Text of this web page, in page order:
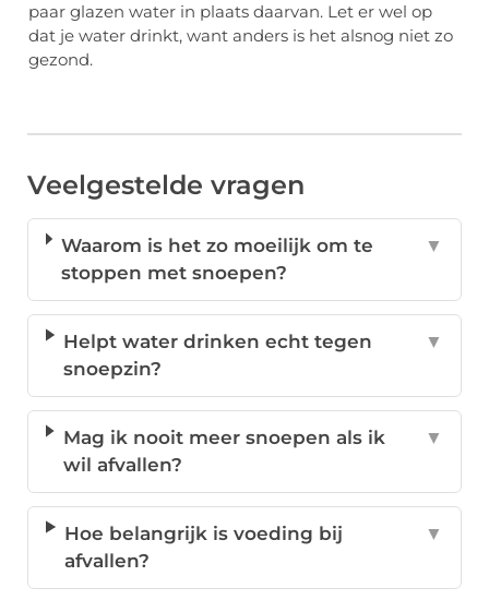
paar glazen water in plaats daarvan. Let er wel op
dat je water drinkt, want anders is het alsnog niet zo
gezond.
Veelgestelde vragen
Waarom is het zo moeilijk om te
stoppen met snoepen?
▼
Helpt water drinken echt tegen
snoepzin?
▼
Mag ik nooit meer snoepen als ik
wil afvallen?
▼
Hoe belangrijk is voeding bij
afvallen?
▼